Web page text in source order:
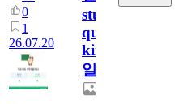
0
1
26.07.20
study
quiz
king761
일